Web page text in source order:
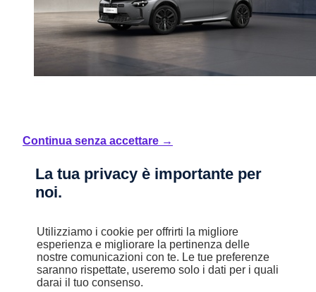
Nuovo
Nuova Ypsilon Ibrida MY24
Mild Hybrid
Automatico
4,6 l/100km
B (103 g/km)
Continua senza accettare →
La tua privacy è importante per
noi.
Utilizziamo i cookie per offrirti la migliore
esperienza e migliorare la pertinenza delle
nostre comunicazioni con te. Le tue preferenze
saranno rispettate, useremo solo i dati per i quali
darai il tuo consenso.